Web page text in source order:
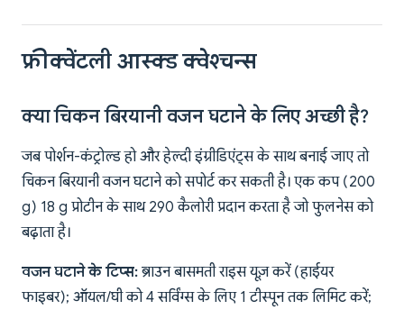
फ्रीक्वेंटली आस्क्ड क्वेश्चन्स
क्या चिकन बिरयानी वजन घटाने के लिए अच्छी है?
जब पोर्शन-कंट्रोल्ड हो और हेल्दी इंग्रीडिएंट्स के साथ बनाई जाए तो
चिकन बिरयानी वजन घटाने को सपोर्ट कर सकती है। एक कप (200
g) 18 g प्रोटीन के साथ 290 कैलोरी प्रदान करता है जो फुलनेस को
बढ़ाता है।
वजन घटाने के टिप्स: ब्राउन बासमती राइस यूज़ करें (हाईयर
फाइबर); ऑयल/घी को 4 सर्विंग्स के लिए 1 टीस्पून तक लिमिट करें;